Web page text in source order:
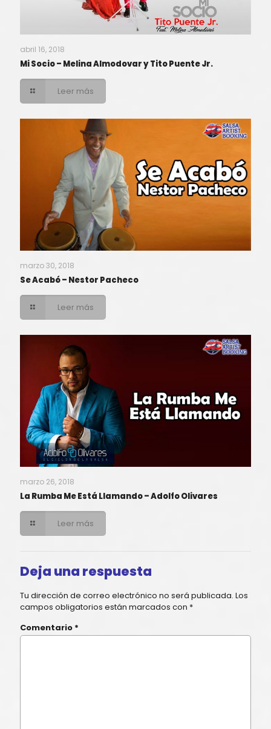
abril 16, 2018
Mi Socio – Melina Almodovar y Tito Puente Jr.
Leer más
marzo 30, 2018
Se Acabó – Nestor Pacheco
Leer más
marzo 26, 2018
La Rumba Me Está Llamando – Adolfo Olivares
Leer más
Deja una respuesta
Tu dirección de correo electrónico no será publicada. Los
campos obligatorios están marcados con *
Comentario *